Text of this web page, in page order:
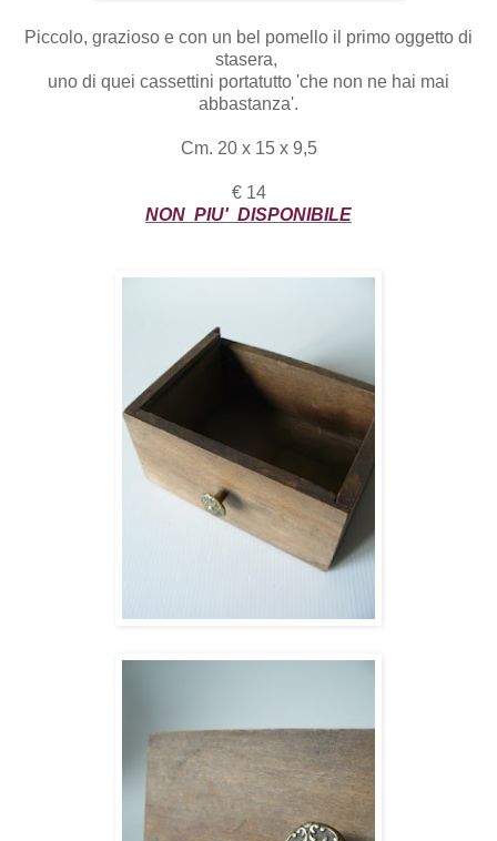
Piccolo, grazioso e con un bel pomello il primo oggetto di
stasera,
uno di quei cassettini portatutto 'che non ne hai mai
abbastanza'.
Cm. 20 x 15 x 9,5
€ 14
NON PIU' DISPONIBILE